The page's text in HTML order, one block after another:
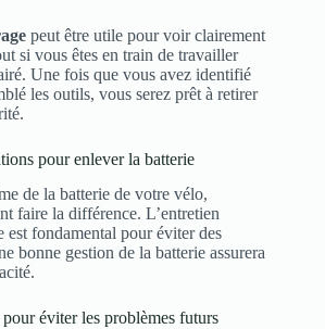
peut être utile pour voir clairement
si vous êtes en train de travailler
Une fois que vous avez identifié
les outils, vous serez prêt à retirer
pour enlever la batterie
de la batterie de votre vélo,
faire la différence. L’entretien
est fondamental pour éviter des
bonne gestion de la batterie assurera
éviter les problèmes futurs